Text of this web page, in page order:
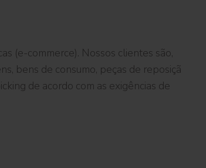
(e-commerce). Nossos clientes são,
bens de consumo, peças de reposiçã
de acordo com as exigências de